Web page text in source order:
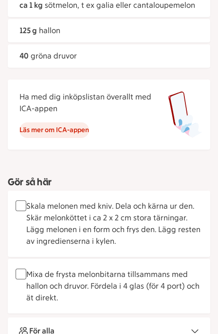
ca 1 kg sötmelon, t ex galia eller cantaloupemelon
125 g hallon
40 gröna druvor
Ha med dig inköpslistan överallt med
ICA-appen
Läs mer om ICA-appen
Gör så här
Skala melonen med kniv. Dela och kärna ur den.
Skär melonköttet i ca 2 x 2 cm stora tärningar.
Lägg melonen i en form och frys den. Lägg resten
av ingredienserna i kylen.
Mixa de frysta melonbitarna tillsammans med
hallon och druvor. Fördela i 4 glas (för 4 port) och
ät direkt.
För alla